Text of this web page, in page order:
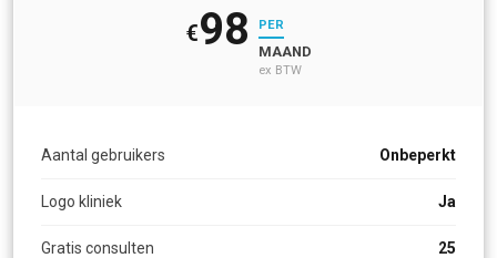
€98 PER
MAAND
ex BTW
Aantal gebruikers Onbeperkt
Logo kliniek Ja
Gratis consulten 25